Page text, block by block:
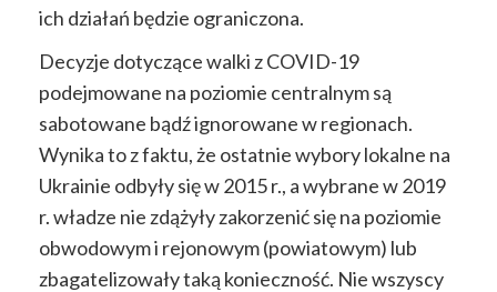
ich działań będzie ograniczona.
Decyzje dotyczące walki z COVID-19
podejmowane na poziomie centralnym są
sabotowane bądź ignorowane w regionach.
Wynika to z faktu, że ostatnie wybory lokalne na
Ukrainie odbyły się w 2015 r., a wybrane w 2019
r. władze nie zdążyły zakorzenić się na poziomie
obwodowym i rejonowym (powiatowym) lub
zbagatelizowały taką konieczność. Nie wszyscy